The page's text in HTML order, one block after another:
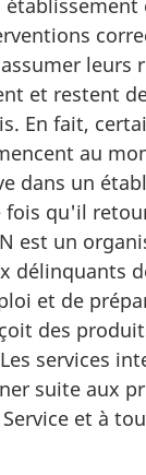
leurs
et restent
En fait,
au
dans un
fois qu'il
est un
délinquants
et de
des
services
suite aux
et à